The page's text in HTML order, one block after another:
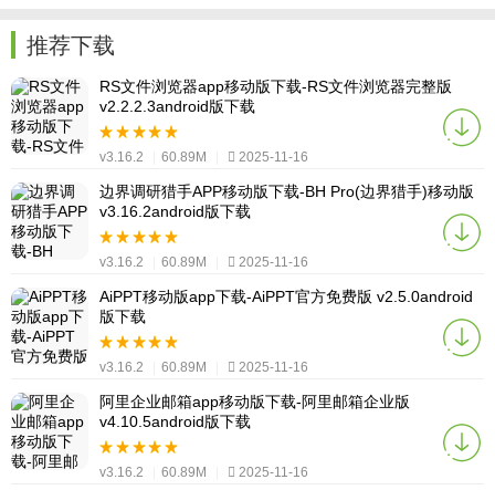
推荐下载
RS文件浏览器app移动版下载-RS文件浏览器完整版
v2.2.2.3android版下载
v3.16.2 60.89M 2025-11-16
边界调研猎手APP移动版下载-BH Pro(边界猎手)移动版
v3.16.2android版下载
v3.16.2 60.89M 2025-11-16
AiPPT移动版app下载-AiPPT官方免费版 v2.5.0android
版下载
v3.16.2 60.89M 2025-11-16
阿里企业邮箱app移动版下载-阿里邮箱企业版
v4.10.5android版下载
v3.16.2 60.89M 2025-11-16